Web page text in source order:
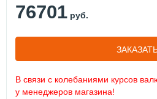
76701 руб.
В связи с колебаниями курсов
у менеджеров магазина!